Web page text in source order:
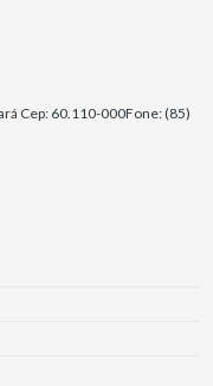
Cep: 60.110-000Fone: (85)